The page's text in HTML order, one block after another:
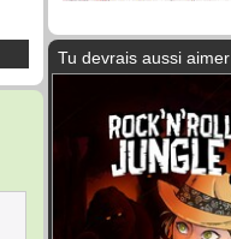
Tu devrais aussi aimer